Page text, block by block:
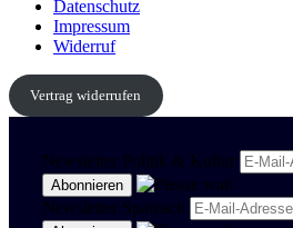
Datenschutz
Impressum
Widerruf
Vertrag widerrufen
Newsletter Politik & Kultur
Newsletter Spanisch